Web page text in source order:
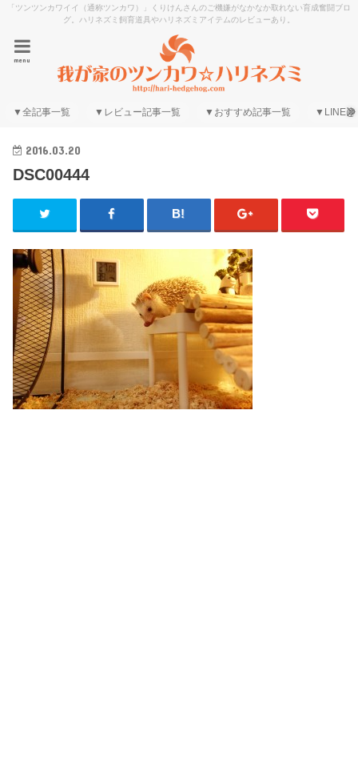
「ツンツンカワイイ（通称ツンカワ）」くりけんさんのご機嫌がなかなか取れない育成奮闘ブロ
グ。ハリネズミ飼育道具やハリネズミアイテムのレビューあり。
menu
▼全記事一覧 ▼レビュー記事一覧 ▼おすすめ記事一覧 ▼LINE@
2016.03.20
DSC00444